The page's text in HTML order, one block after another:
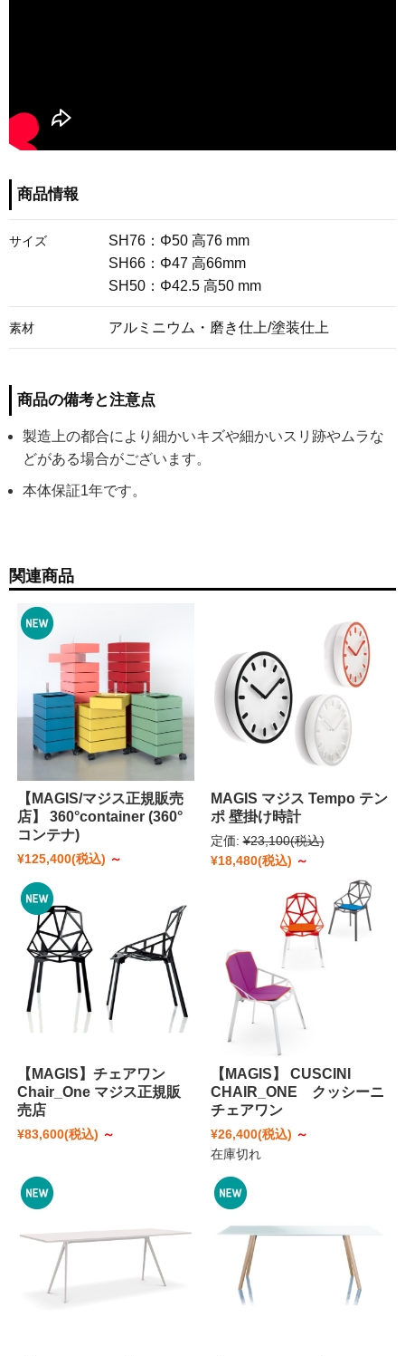
商品情報
サイズ
SH76：Φ50 高76 mm
SH66：Φ47 高66mm
SH50：Φ42.5 高50 mm
素材 アルミニウム・磨き仕上/塗装仕上
商品の備考と注意点
製造上の都合により細かいキズや細かいスリ跡やムラな
どがある場合がございます。
本体保証1年です。
関連商品
【MAGIS/マジス正規販売
店】 360°container (360°
コンテナ)
¥125,400(税込) ～
MAGIS マジス Tempo テン
ポ 壁掛け時計
定価: ¥23,100(税込)
¥18,480(税込) ～
【MAGIS】チェアワン
Chair_One マジス正規販
売店
¥83,600(税込) ～
【MAGIS】 CUSCINI
CHAIR_ONE クッシーニ
チェアワン
¥26,400(税込) ～
在庫切れ